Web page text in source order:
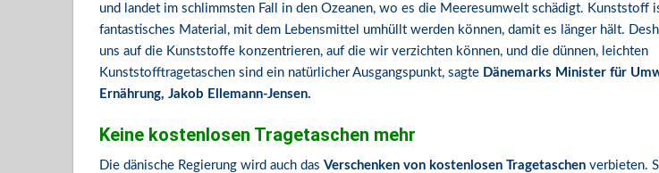
und landet im schlimmsten Fall in den Ozeanen, wo es die Meeresumwelt schädigt. Kunststoff
fantastisches Material, mit dem Lebensmittel umhüllt werden können, damit es länger hält.
uns auf die Kunststoffe konzentrieren, auf die wir verzichten können, und die dünnen, leichten
Kunststofftragetaschen sind ein natürlicher Ausgangspunkt, sagte Dänemarks Minister für
Ernährung, Jakob Ellemann-Jensen.
Keine kostenlosen Tragetaschen mehr
Die dänische Regierung wird auch das Verschenken von kostenlosen Tragetaschen verbieten.